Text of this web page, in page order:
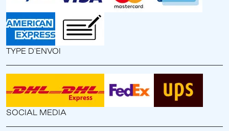
TYPE D'ENVOI
SOCIAL MEDIA